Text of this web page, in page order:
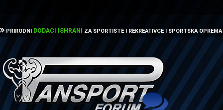
PRIRODNI DODACI ISHRANI ZA SPORTISTE I REKREATIVCE I SPORTSKA OPREMA